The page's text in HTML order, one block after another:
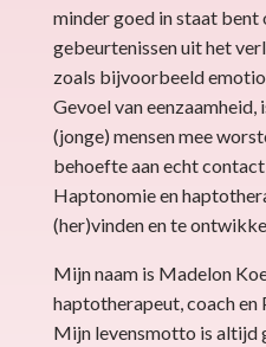
minder goed in staat bent
gebeurtenissen uit het
zoals bijvoorbeeld
Gevoel van eenzaamheid,
(jonge) mensen mee
behoefte aan echt
Haptonomie en
(her)vinden en te
Mijn naam is Madelon
haptotherapeut, coach
Mijn levensmotto is altijd